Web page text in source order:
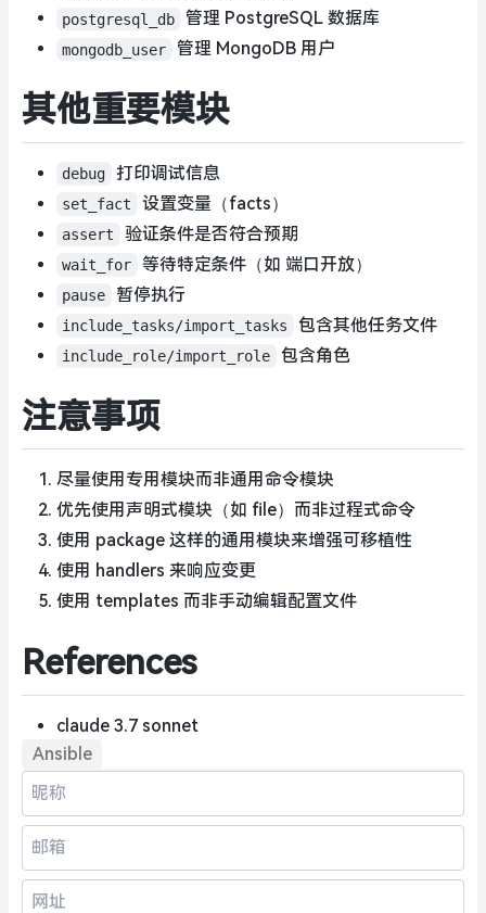
postgresql_db 管理 PostgreSQL 数据库
mongodb_user 管理 MongoDB 用户
其他重要模块
debug 打印调试信息
set_fact 设置变量（facts）
assert 验证条件是否符合预期
wait_for 等待特定条件（如 端口开放）
pause 暂停执行
include_tasks/import_tasks 包含其他任务文件
include_role/import_role 包含角色
注意事项
尽量使用专用模块而非通用命令模块
优先使用声明式模块（如 file）而非过程式命令
使用 package 这样的通用模块来增强可移植性
使用 handlers 来响应变更
使用 templates 而非手动编辑配置文件
References
claude 3.7 sonnet
Ansible